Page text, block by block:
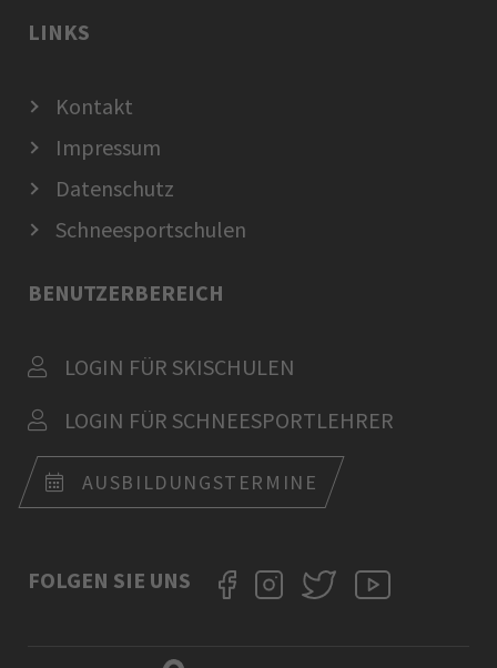
LINKS
Kontakt
Impressum
Datenschutz
Schneesportschulen
BENUTZERBEREICH
LOGIN FÜR SKISCHULEN
LOGIN FÜR SCHNEESPORTLEHRER
AUSBILDUNGSTERMINE
FOLGEN SIE UNS